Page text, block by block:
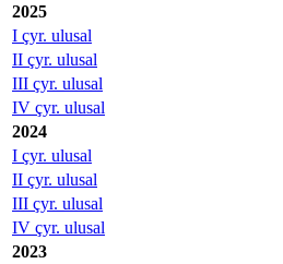
2025
I çyr. ulusal
II çyr. ulusal
III çyr. ulusal
IV çyr. ulusal
2024
I çyr. ulusal
II çyr. ulusal
III çyr. ulusal
IV çyr. ulusal
2023